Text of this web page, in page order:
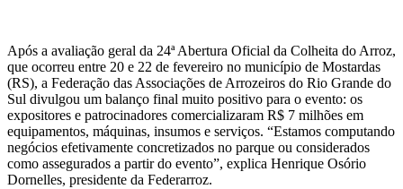
Após a avaliação geral da 24ª Abertura Oficial da Colheita do Arroz,
que ocorreu entre 20 e 22 de fevereiro no município de Mostardas
(RS), a Federação das Associações de Arrozeiros do Rio Grande do
Sul divulgou um balanço final muito positivo para o evento: os
expositores e patrocinadores comercializaram R$ 7 milhões em
equipamentos, máquinas, insumos e serviços. “Estamos computando
negócios efetivamente concretizados no parque ou considerados
como assegurados a partir do evento”, explica Henrique Osório
Dornelles, presidente da Federarroz.